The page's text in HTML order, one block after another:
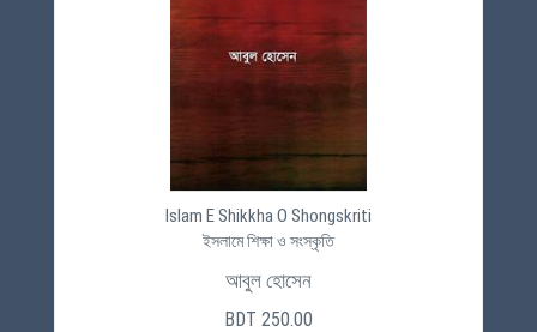
Islam E Shikkha O Shongskriti
ইসলামে শিক্ষা ও সংস্কৃতি
আবুল হোসেন
BDT 250.00